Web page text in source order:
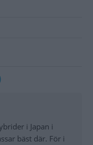
i Japan i
bäst där. För i